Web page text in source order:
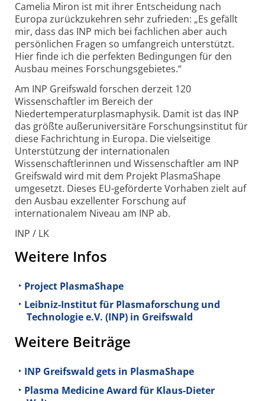
Camelia Miron ist mit ihrer Entscheidung nach
Europa zurückzukehren sehr zufrieden: „Es gefällt
mir, dass das INP mich bei fachlichen aber auch
persönlichen Fragen so umfangreich unterstützt.
Hier finde ich die perfekten Bedingungen für den
Ausbau meines Forschungsgebietes.“
Am INP Greifswald forschen derzeit 120
Wissenschaftler im Bereich der
Niedertemperaturplasmaphysik. Damit ist das INP
das größte außeruniversitäre Forschungsinstitut für
diese Fachrichtung in Europa. Die vielseitige
Unterstützung der internationalen
Wissenschaftlerinnen und Wissenschaftler am INP
Greifswald wird mit dem Projekt PlasmaShape
umgesetzt. Dieses EU-geförderte Vorhaben zielt auf
den Ausbau exzellenter Forschung auf
internationalem Niveau am INP ab.
INP / LK
Weitere Infos
Project PlasmaShape
Leibniz-Institut für Plasmaforschung und
Technologie e.V. (INP) in Greifswald
Weitere Beiträge
INP Greifswald gets in PlasmaShape
Plasma Medicine Award für Klaus-Dieter